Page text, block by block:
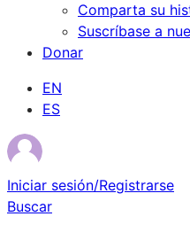
Comparta su
Suscríbase a
Donar
EN
ES
Iniciar sesión/Registrarse
Buscar